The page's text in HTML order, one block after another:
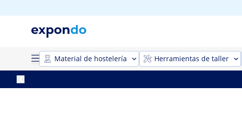
Material de hostelería Herramientas de taller